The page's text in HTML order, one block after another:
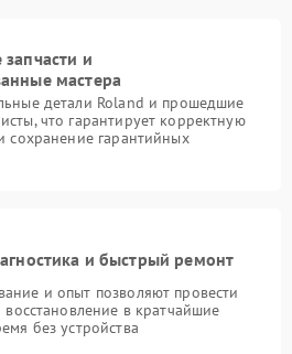
и
мастера
детали Roland и прошедшие
что гарантирует корректную
сохранение гарантийных
и быстрый ремонт
и опыт позволяют провести
восстановление в кратчайшие
без устройства